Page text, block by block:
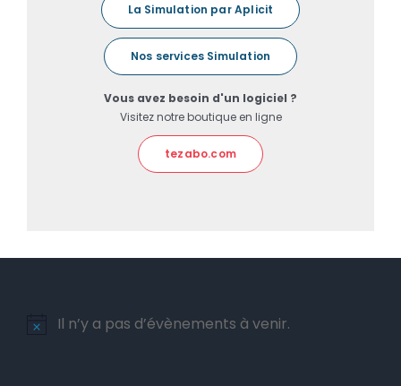
La Simulation par Aplicit
Nos services Simulation
Vous avez besoin d'un logiciel ?
Visitez notre boutique en ligne
tezabo.com
Notice
Il n’y a pas d’évènements à venir.